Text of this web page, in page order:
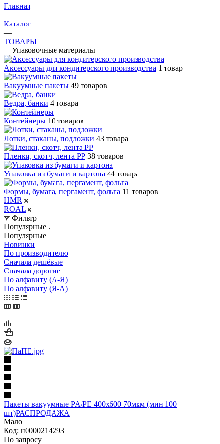
Главная
—
Каталог
—
ТОВАРЫ
—Упаковочные материалы
Аксессуары для кондитерского производства 1 товар
Вакуумные пакеты 49 товаров
Ведра, банки 4 товара
Контейнеры 10 товаров
Лотки, стаканы, подложки 43 товара
Пленки, скотч, лента РР 38 товаров
Упаковка из бумаги и картона 44 товара
Формы, бумага, пергамент, фольга 11 товаров
HMR
ROAL
Фильтр
Популярные
Популярные
Новинки
По производителю
Сначала дешёвые
Сначала дорогие
По алфавиту (А-Я)
По алфавиту (Я-А)
Пакеты вакуумные PA/PE 400х600 70мкм (мин 100
шт)РАСПРОДАЖА
Мало
Код: н0000214293
По запросу